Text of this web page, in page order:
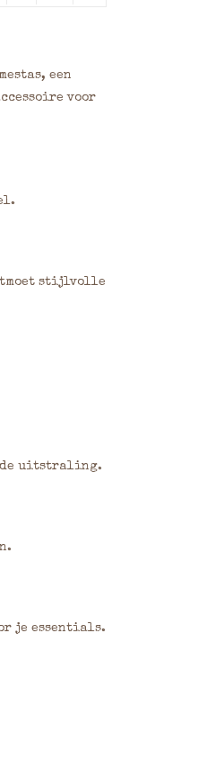
een
voor
stijlvolle
uitstraling.
je essentials.